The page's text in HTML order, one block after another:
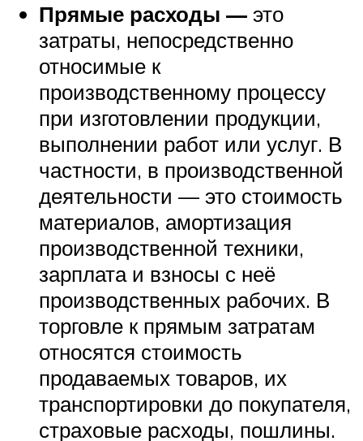
Прямые расходы — это
затраты, непосредственно
относимые к
производственному процессу
при изготовлении продукции,
выполнении работ или услуг. В
частности, в производственной
деятельности — это стоимость
материалов, амортизация
производственной техники,
зарплата и взносы с неё
производственных рабочих. В
торговле к прямым затратам
относятся стоимость
продаваемых товаров, их
транспортировки до покупателя,
страховые расходы, пошлины.